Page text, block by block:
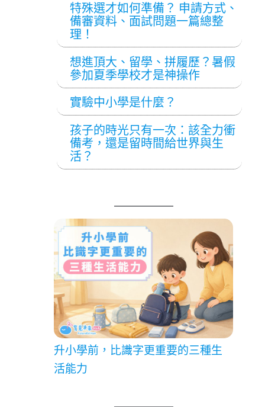
特殊選才如何準備？ 申請方式、
備審資料、面試問題一篇總整
理！
想進頂大、留學、拼履歷？暑假
參加夏季學校才是神操作
實驗中小學是什麼？
孩子的時光只有一次：該全力衝
備考，還是留時間給世界與生
活？
升小學前，比識字更重要的三種生
活能力